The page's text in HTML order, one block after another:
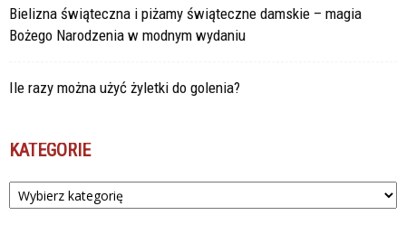
Bielizna świąteczna i piżamy świąteczne damskie – magia
Bożego Narodzenia w modnym wydaniu
Ile razy można użyć żyletki do golenia?
KATEGORIE
Kategorie